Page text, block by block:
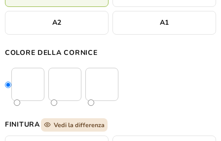
A2 A1
COLORE DELLA CORNICE
FINITURA Vedi la differenza